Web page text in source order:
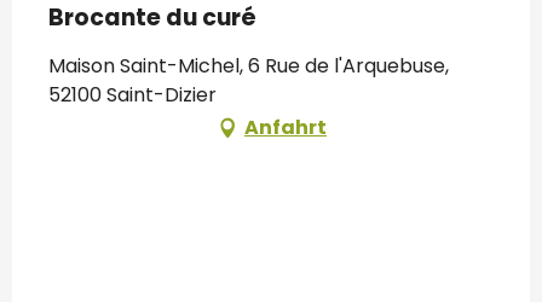
Brocante du curé
Maison Saint-Michel, 6 Rue de l'Arquebuse,
52100 Saint-Dizier
Anfahrt